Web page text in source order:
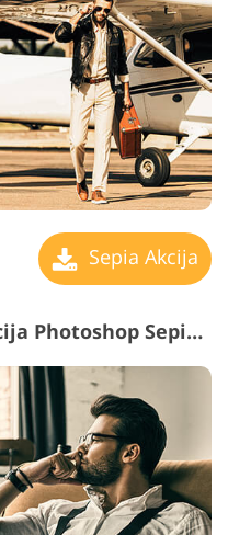
Sepia Akcija
Najboljša brezplačna akcija Photoshop Sepia #8 "Retro Colors"